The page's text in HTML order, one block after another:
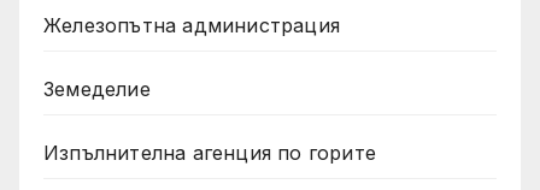
Железопътна администрация
Земеделие
Изпълнителна агенция по горите